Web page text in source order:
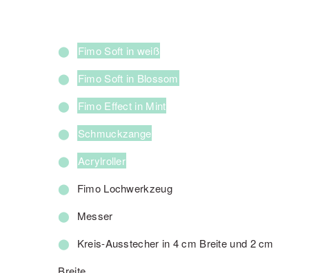
Fimo Soft in weiß
Fimo Soft in Blossom
Fimo Effect in Mint
Schmuckzange
Acrylroller
Fimo Lochwerkzeug
Messer
Kreis-Ausstecher in 4 cm Breite und 2 cm